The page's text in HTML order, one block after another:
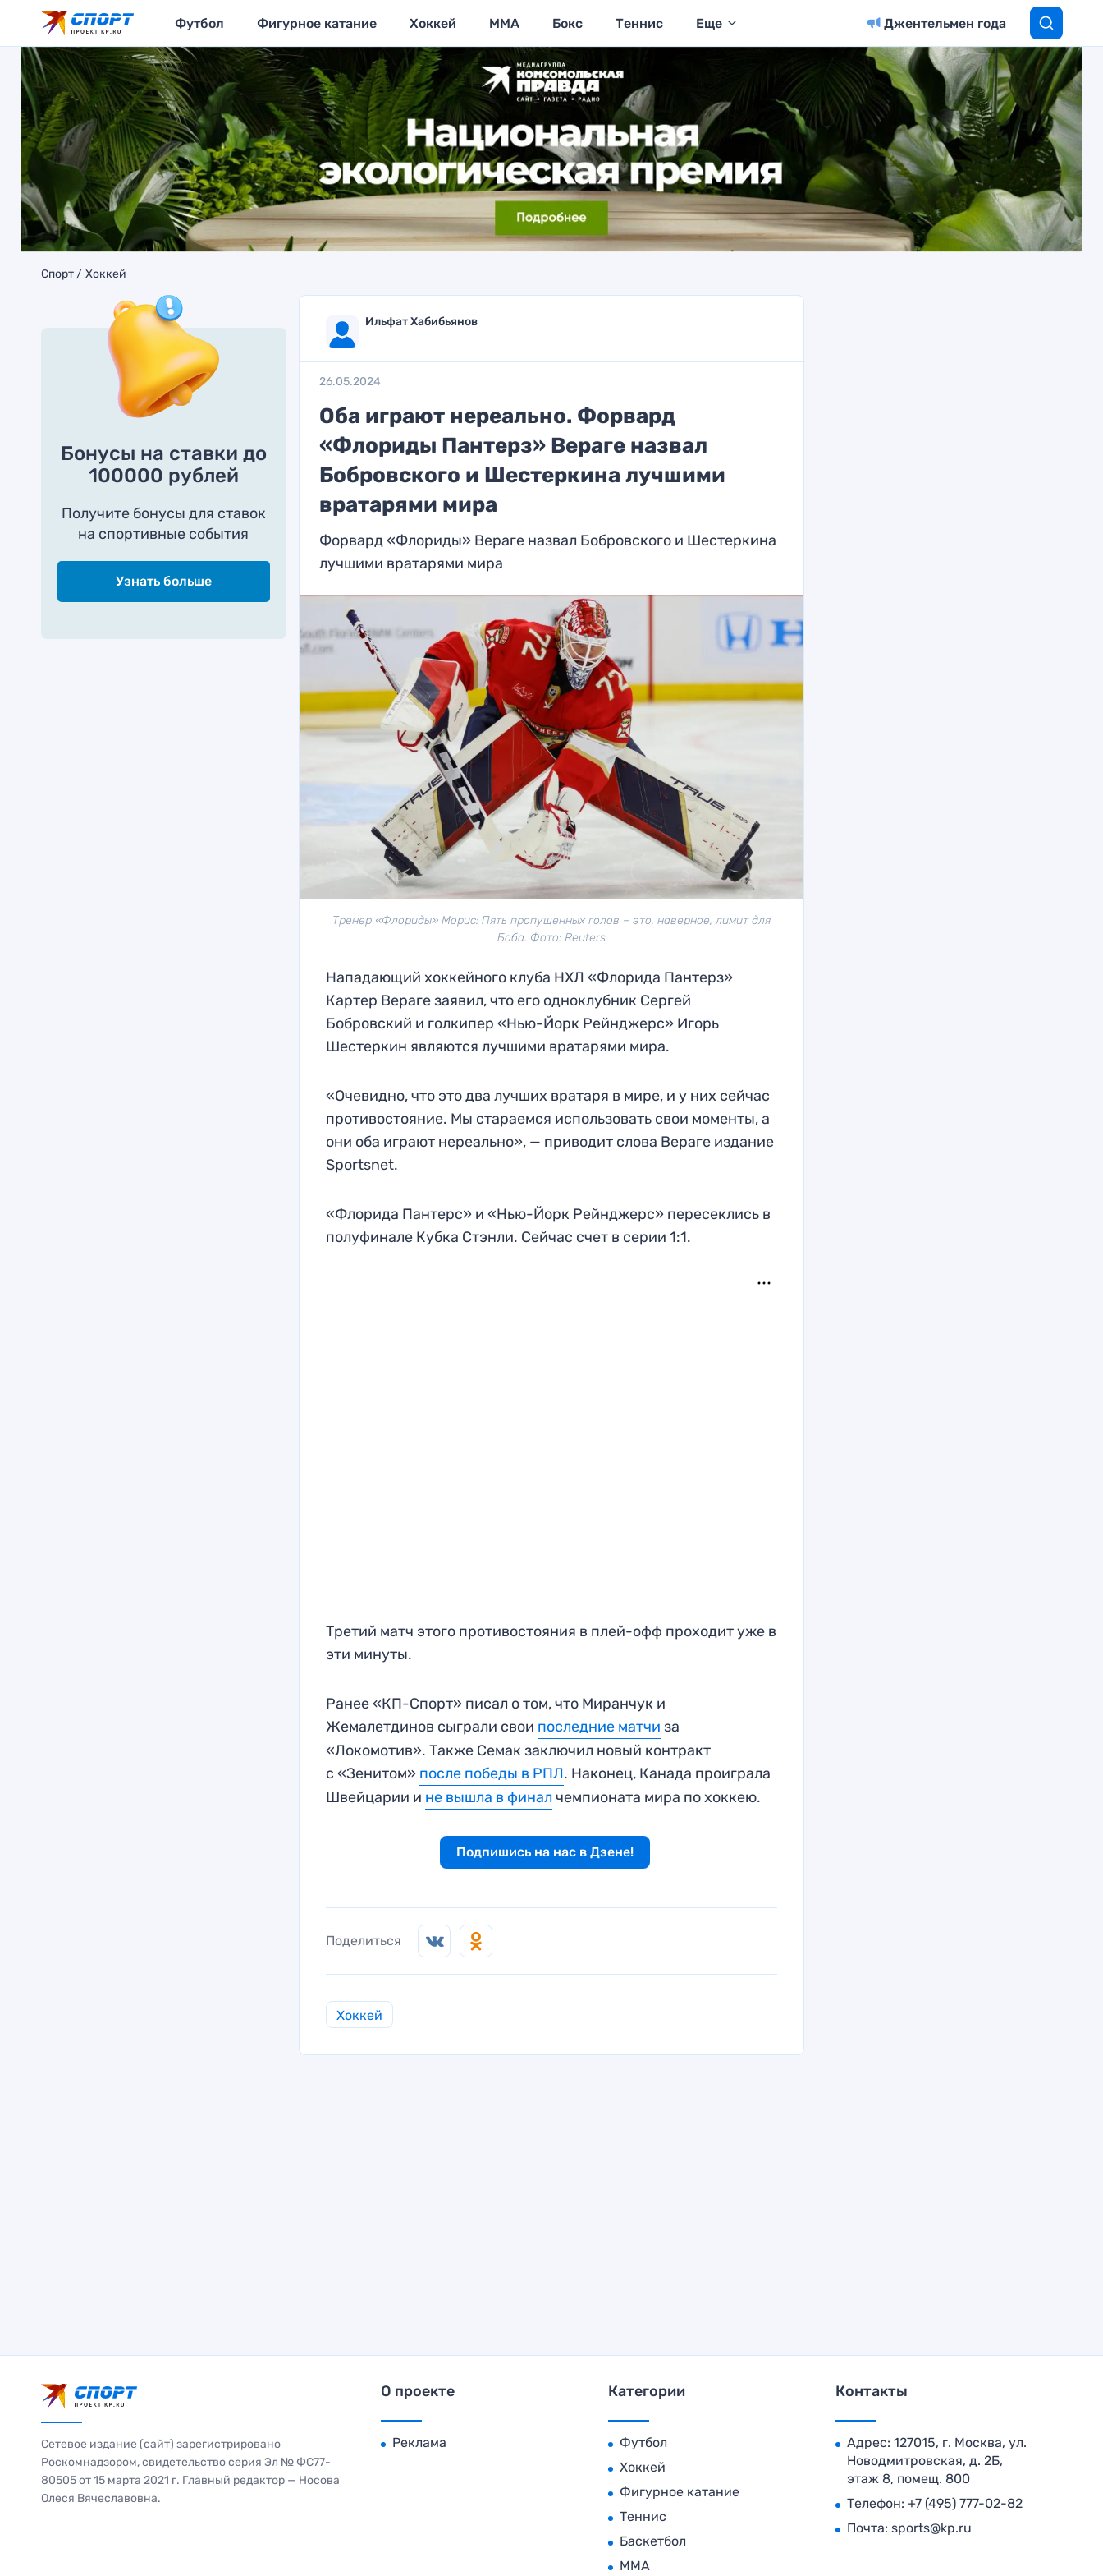
Футбол Фигурное катание Хоккей MMA Бокс Теннис Еще Джентельмен года
Спорт Хоккей
Бонусы на ставки до
100000 рублей
Получите бонусы для ставок
на спортивные события
Узнать больше
Ильфат Хабибьянов
26.05.2024
Оба играют нереально. Форвард
«Флориды Пантерз» Вераге назвал
Бобровского и Шестеркина лучшими
вратарями мира
Форвард «Флориды» Вераге назвал Бобровского и Шестеркина
лучшими вратарями мира
Тренер «Флориды» Морис: Пять пропущенных голов – это, наверное, лимит для
Боба. Фото: Reuters
Нападающий хоккейного клуба НХЛ «Флорида Пантерз»
Картер Вераге заявил, что его одноклубник Сергей
Бобровский и голкипер «Нью-Йорк Рейнджерс» Игорь
Шестеркин являются лучшими вратарями мира.
«Очевидно, что это два лучших вратаря в мире, и у них сейчас
противостояние. Мы стараемся использовать свои моменты, а
они оба играют нереально», — приводит слова Вераге издание
Sportsnet.
«Флорида Пантерс» и «Нью-Йорк Рейнджерс» пересеклись в
полуфинале Кубка Стэнли. Сейчас счет в серии 1:1.
Третий матч этого противостояния в плей-офф проходит уже в
эти минуты.
Ранее «КП-Спорт» писал о том, что Миранчук и
Жемалетдинов сыграли свои последние матчи за
«Локомотив». Также Семак заключил новый контракт
с «Зенитом» после победы в РПЛ. Наконец, Канада проиграла
Швейцарии и не вышла в финалчемпионата мира по хоккею.
Подпишись на нас в Дзене!
Поделиться
Хоккей
Сетевое издание (сайт) зарегистрировано
Роскомнадзором, свидетельство серия Эл № ФС77-
80505 от 15 марта 2021 г. Главный редактор — Носова
Олеся Вячеславовна.
О проекте
Реклама
Категории
Футбол
Хоккей
Фигурное катание
Теннис
Баскетбол
MMA
Контакты
Адрес: 127015, г. Москва, ул.
Новодмитровская, д. 2Б,
этаж 8, помещ. 800
Телефон: +7 (495) 777-02-82
Почта: sports@kp.ru